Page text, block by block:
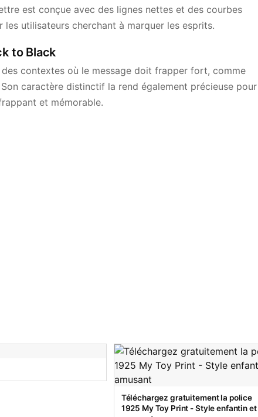
est conçue avec des lignes nettes et des courbes
utilisateurs cherchant à marquer les esprits.
to Black
contextes où le message doit frapper fort, comme
caractère distinctif la rend également précieuse pour
et mémorable.
Téléchargez gratuitement la police
1925 My Toy Print - Style enfantin et